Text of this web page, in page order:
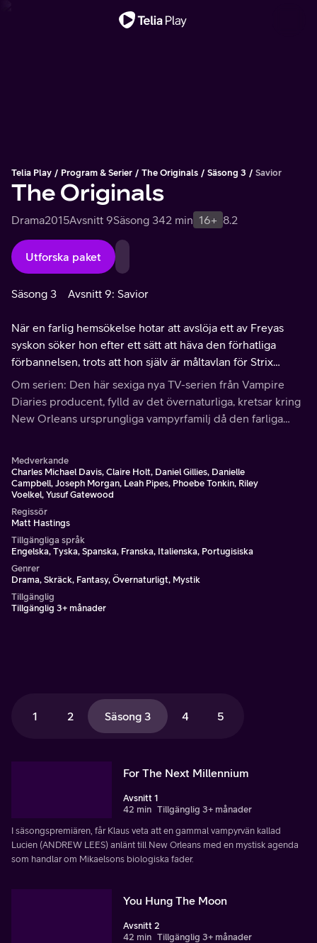
Telia Play Program & Serier The Originals Säsong 3 Savior
The Originals
Drama2015Avsnitt 9Säsong 342 min 16+ 8.2
Utforska paket
Säsong 3 Avsnitt 9: Savior
När en farlig hemsökelse hotar att avslöja ett av Freyas
syskon söker hon efter ett sätt att häva den förhatliga
förbannelsen, trots att hon själv är måltavlan för Strix
senaste plan.
Om serien: Den här sexiga nya TV-serien från Vampire
Diaries producent, fylld av det övernaturliga, kretsar kring
New Orleans ursprungliga vampyrfamilj då den farliga
var med om att bygga för att hitta sin diaboliska före detta
skyddsling, den karismatiska och mäktiga vampyren
Marcel (Charles Michael Davis).
Medverkande
Charles Michael Davis, Claire Holt, Daniel Gillies, Danielle
Campbell, Joseph Morgan, Leah Pipes, Phoebe Tonkin, Riley
Voelkel, Yusuf Gatewood
Regissör
Matt Hastings
Tillgängliga språk
Engelska, Tyska, Spanska, Franska, Italienska, Portugisiska
Genrer
Drama, Skräck, Fantasy, Övernaturligt, Mystik
Tillgänglig
Tillgänglig 3+ månader
1 2 Säsong 3 4 5
For The Next Millennium
Avsnitt 1
42 min Tillgänglig 3+ månader
I säsongspremiären, får Klaus veta att en gammal vampyrvän kallad
Lucien (ANDREW LEES) anlänt till New Orleans med en mystisk agenda
som handlar om Mikaelsons biologiska fader.
You Hung The Moon
Avsnitt 2
42 min Tillgänglig 3+ månader